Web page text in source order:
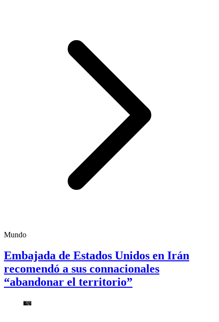
Mundo
Embajada de Estados Unidos en Irán
recomendó a sus connacionales
“abandonar el territorio”